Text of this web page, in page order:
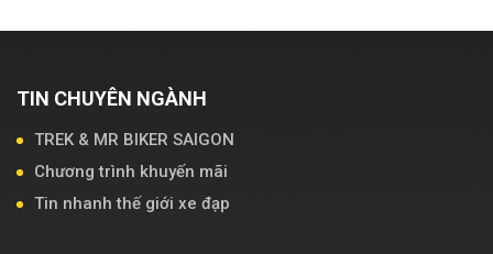
TIN CHUYÊN NGÀNH
TREK & MR BIKER SAIGON
Chương trình khuyến mãi
Tin nhanh thế giới xe đạp